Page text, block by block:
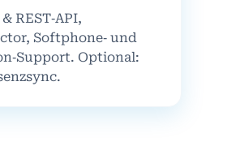
REST‑API,
Softphone‑ und
Optional: